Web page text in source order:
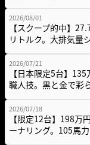
2026/08/01
【スクープ的中】
リトルク。大排気量
2026/07/21
【日本限定5台】
職人技。黒と金で彩
2026/07/18
【限定12台】198万
ーナリング。105馬